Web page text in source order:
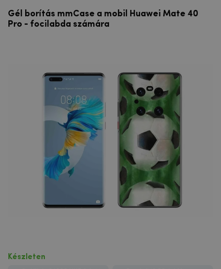
Gél borítás mmCase a mobil Huawei Mate 40
Pro - focilabda számára
Készleten